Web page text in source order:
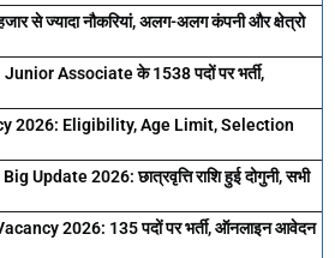
से ज्यादा नौकरियां, अलग-अलग कंपनी और क्षेत्रो
Associate के 1538 पदों पर भर्ती,
2026: Eligibility, Age Limit, Selection
Update 2026: छात्रवृत्ति राशि हुई दोगुनी, सभी
2026: 135 पदों पर भर्ती, ऑनलाइन आवेदन